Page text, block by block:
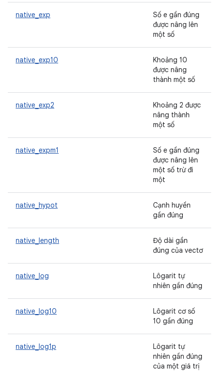
native_exp
Số e gần đúng
được nâng lên
một số
native_exp10
Khoảng 10
được nâng
thành một số
native_exp2
Khoảng 2 được
nâng thành
một số
native_expm1
Số e gần đúng
được nâng lên
một số trừ đi
một
native_hypot
Cạnh huyền
gần đúng
native_length
Độ dài gần
đúng của vectơ
native_log
Lôgarit tự
nhiên gần đúng
native_log10
Lôgarit cơ số
10 gần đúng
native_log1p
Lôgarit tự
nhiên gần đúng
của một giá trị